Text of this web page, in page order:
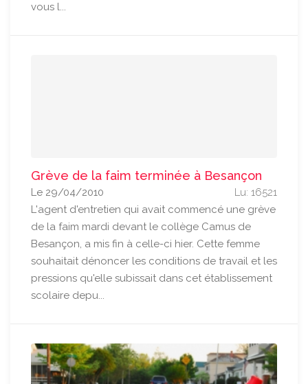
vous l...
Grève de la faim terminée à Besançon
Lu: 16521
Le 29/04/2010
L'agent d'entretien qui avait commencé une grève
de la faim mardi devant le collège Camus de
Besançon, a mis fin à celle-ci hier. Cette femme
souhaitait dénoncer les conditions de travail et les
pressions qu'elle subissait dans cet établissement
scolaire depu...